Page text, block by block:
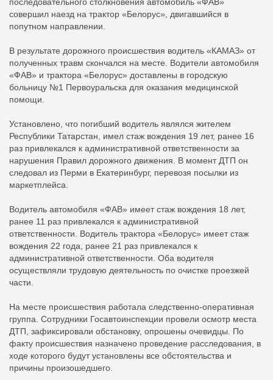
совершил наезд на трактор «Белорус», двигавшийся в
попутном направлении.
В результате дорожного происшествия водитель «КАМАЗ» от
полученных травм скончался на месте. Водители автомобиля
«ФАВ» и трактора «Белорус» доставлены в городскую
больницу №1 Первоуральска для оказания медицинской
помощи.
Установлено, что погибший водитель являлся жителем
Республики Татарстан, имел стаж вождения 19 лет, ранее 16
раз привлекался к административной ответственности за
нарушения Правил дорожного движения. В момент ДТП он
следовал из Перми в Екатеринбург, перевозя посылки из
маркетплейса.
Водитель автомобиля «ФАВ» имеет стаж вождения 18 лет,
ранее 11 раз привлекался к административной
ответственности. Водитель трактора «Белорус» имеет стаж
вождения 22 года, ранее 21 раз привлекался к
административной ответственности. Оба водителя
осуществляли трудовую деятельность по очистке проезжей
части.
На месте происшествия работала следственно-оперативная
группа. Сотрудники Госавтоинспекции провели осмотр места
ДТП, зафиксировали обстановку, опрошены очевидцы. По
факту происшествия назначено проведение расследования, в
ходе которого будут установлены все обстоятельства и
причины произошедшего.